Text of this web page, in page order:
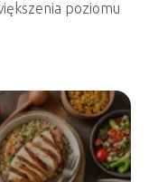
poziomu